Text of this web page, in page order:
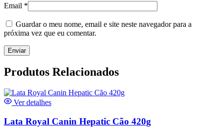
Email *
Guardar o meu nome, email e site neste navegador para a
próxima vez que eu comentar.
Produtos Relacionados
Ver detalhes
Lata Royal Canin Hepatic Cão 420g